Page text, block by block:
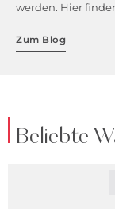
werden. Hier
Zum Blog
Beliebte